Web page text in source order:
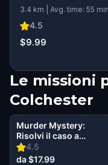
3.4 km | Avg. time: 55 min
4.5
$9.99
Le missioni
Colchester
4.5
Murder Mystery:
Risolvi il caso a
Colchester
da $17.99